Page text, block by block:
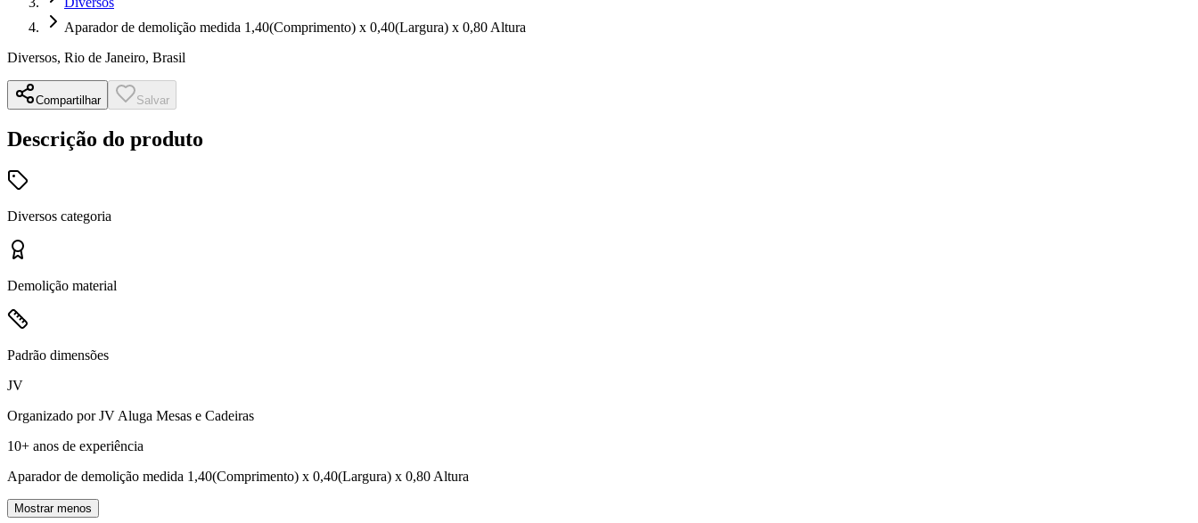
Aparador de demolição medida 1,40(Comprimento) x 0,40(Largura) x 0,80 Altura
Diversos, Rio de Janeiro, Brasil
Compartilhar Salvar
Descrição do produto
Diversos categoria
Demolição material
Padrão dimensões
JV
Organizado porJV Aluga Mesas e Cadeiras
10+ anos de experiência
Aparador de demolição medida 1,40(Comprimento) x 0,40(Largura) x 0,80 Altura
Mostrar menos